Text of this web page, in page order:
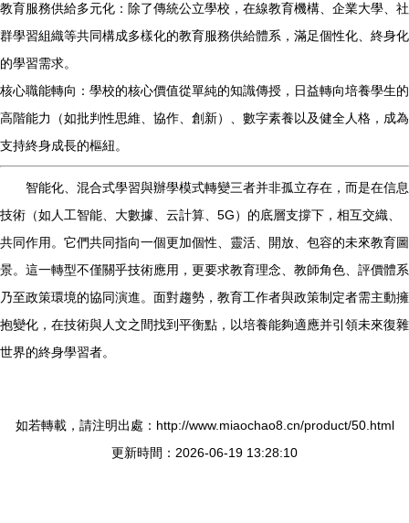
教育服務供給多元化：除了傳統公立學校，在線教育機構、企業大學、社
群學習組織等共同構成多樣化的教育服務供給體系，滿足個性化、終身化
的學習需求。
核心職能轉向：學校的核心價值從單純的知識傳授，日益轉向培養學生的
高階能力（如批判性思維、協作、創新）、數字素養以及健全人格，成為
支持終身成長的樞紐。
智能化、混合式學習與辦學模式轉變三者并非孤立存在，而是在信息
技術（如人工智能、大數據、云計算、5G）的底層支撐下，相互交織、
共同作用。它們共同指向一個更加個性、靈活、開放、包容的未來教育圖
景。這一轉型不僅關乎技術應用，更要求教育理念、教師角色、評價體系
乃至政策環境的協同演進。面對趨勢，教育工作者與政策制定者需主動擁
抱變化，在技術與人文之間找到平衡點，以培養能夠適應并引領未來復雜
世界的終身學習者。
如若轉載，請注明出處：http://www.miaochao8.cn/product/50.html
更新時間：2026-06-19 13:28:10